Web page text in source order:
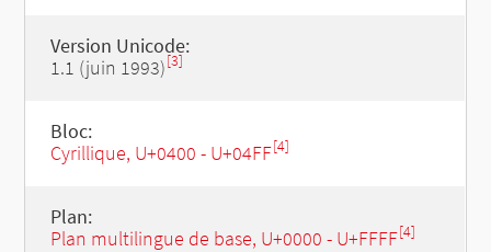
Version Unicode:
1.1 (juin 1993)[3]
Bloc:
Cyrillique, U+0400 - U+04FF[4]
Plan:
Plan multilingue de base, U+0000 - U+FFFF[4]